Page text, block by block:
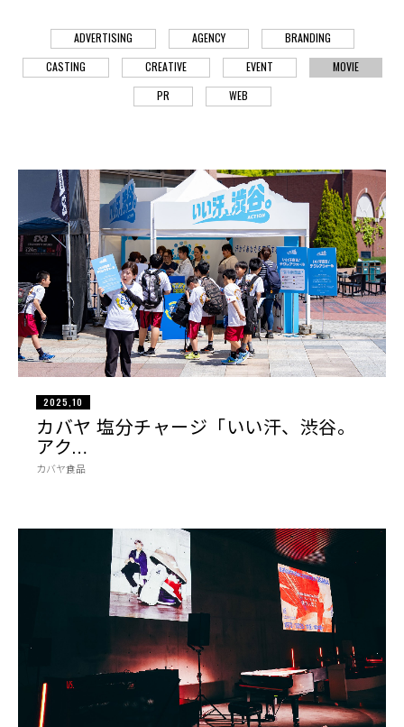
ADVERTISING AGENCY
BRANDING
CASTING
CREATIVE EVENT
MOVIE
PR
WEB
2025,10
カバヤ 塩分チャージ「いい汗、渋谷。
アク…
カバヤ食品